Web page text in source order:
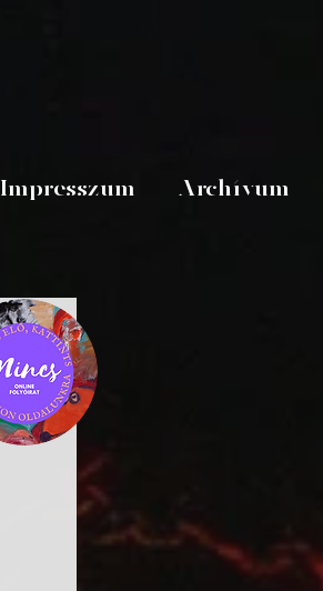
Impresszum Archívum